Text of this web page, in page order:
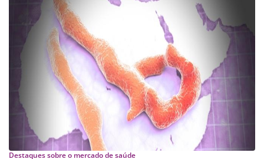
Destaques sobre o mercado de saúde